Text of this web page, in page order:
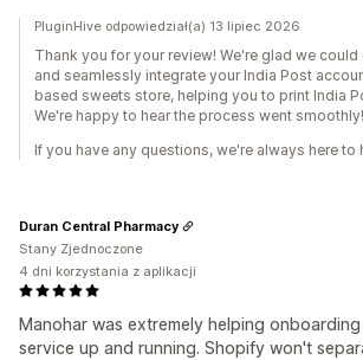
PluginHive odpowiedział(a) 13 lipiec 2026
Thank you for your review! We're glad we
and seamlessly integrate your India Post
based sweets store, helping you to print India
We're happy to hear the process went smoothly!
If you have any questions, we're always here to
Manohar was extremely helping
service up and running. Shopify won't
Duran Central Pharmacy
Stany Zjednoczone
4 dni korzystania z aplikacji